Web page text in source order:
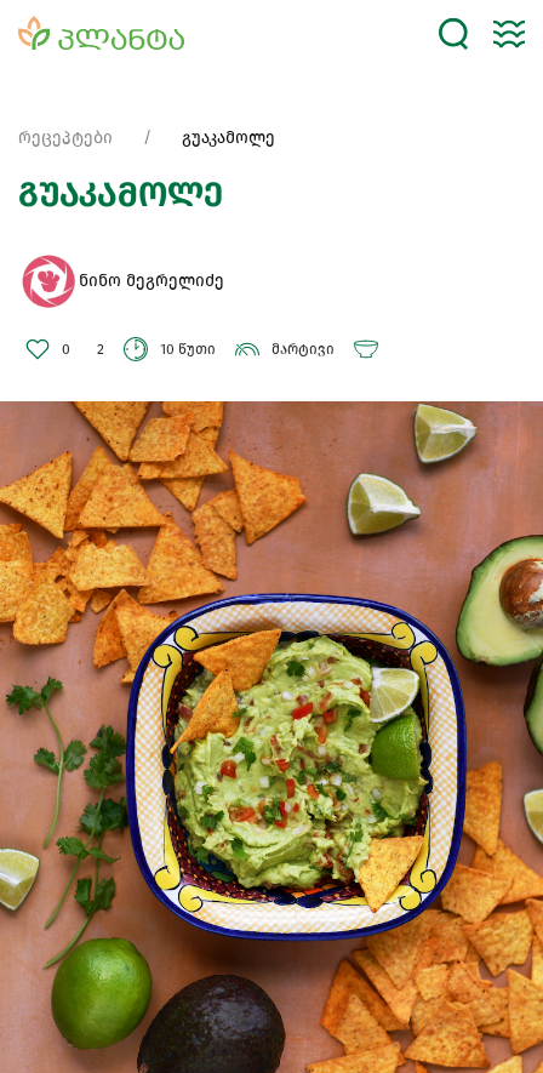
რეცეპტები გუაკამოლე
გუაკამოლე
ნინო მეგრელიძე
0 2 10 წუთი მარტივი